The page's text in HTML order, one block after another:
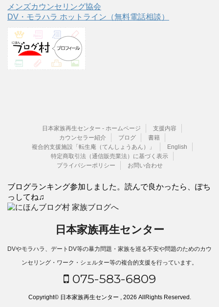
メンズカウンセリング協会
DV・モラハラ ホットライン（無料電話相談）
日本家族再生センター - ホームページ
支援内容
カウンセラー紹介
ブログ
書籍
複合的支援施設「転生庵（てんしょうあん）」
English
特定商取引法（通信販売業法）に基づく表示
プライバシーポリシー
お問い合わせ
ブログランキング参加しました。読んで良かったら、ぽち
っしてね♫
日本家族再生センター
DVやモラハラ、デートDV等の暴力問題・家族を巡る不安や問題のためのカウ
ンセリング・ワーク・シェルター等の複合的支援を行っています。
075-583-6809
Copyright© 日本家族再生センター , 2026 AllRights Reserved.